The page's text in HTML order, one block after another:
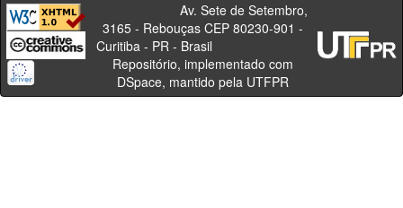
Av. Sete de Setembro,
3165 - Rebouças CEP 80230-901 -
Curitiba - PR - Brasil
Repositório, implementado com
DSpace, mantido pela UTFPR